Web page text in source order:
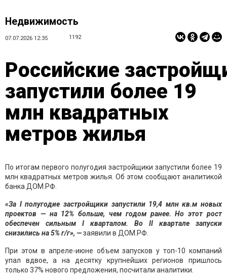
Недвижимость
07.07.2026 12:35 1192
Российские
запустили более 19
млн квадратных
метров жилья
По итогам первого полугодия застройщики запустили более 19
млн квадратных метров жилья. Об этом сообщают аналитикой
банка ДОМ.РФ.
«За I полугодие застройщики запустили 19,4 млн кв.м новых
проектов — на 12% больше, чем годом ранее. Но этот рост
обеспечен сильным I кварталом. Во II квартале запуски
снизились на 5% г/г», —заявили в ДОМ.РФ.
При этом в апреле-июне объем запусков у топ-10 компаний
упал вдвое, а на десятку крупнейших регионов пришлось
только 37% нового предложения, посчитали аналитики.